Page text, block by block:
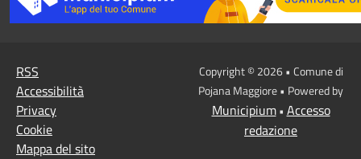
RSS
Accessibilità
Privacy
Cookie
Mappa del sito
Copyright © 2026 • Comune di
Pojana Maggiore • Powered by
Municipium• Accesso
redazione